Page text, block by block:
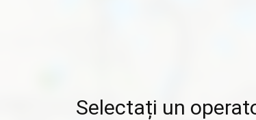
Selectați un